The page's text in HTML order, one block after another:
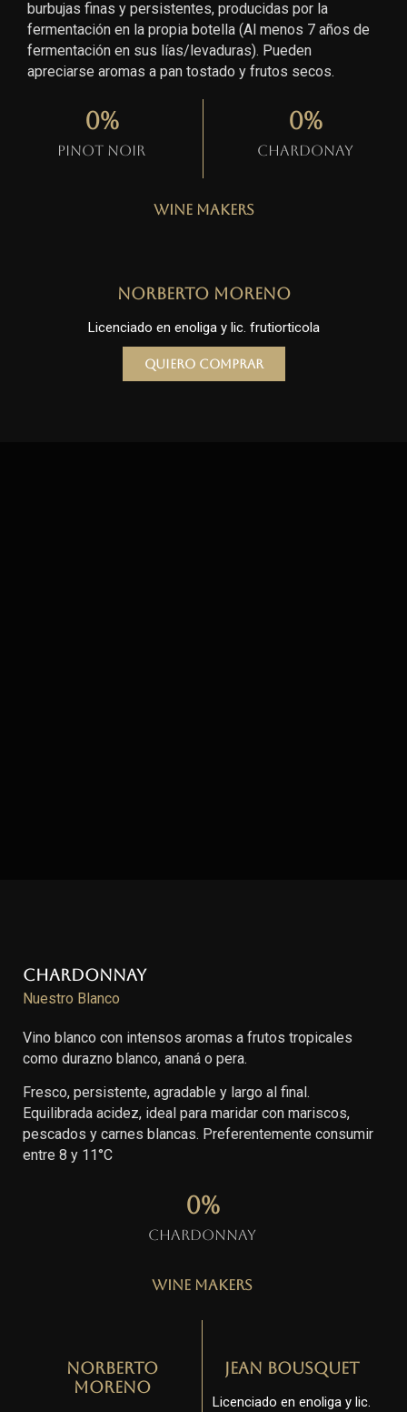
burbujas finas y persistentes, producidas por la
fermentación en la propia botella (Al menos 7 años de
fermentación en sus lías/levaduras). Pueden
apreciarse aromas a pan tostado y frutos secos.
Pinot Noir
0%
Chardonay
0%
Wine Makers
Norberto Moreno
Licenciado en enoliga y lic. frutiorticola
Quiero comprar
Chardonnay
Nuestro Blanco
Vino blanco con intensos aromas a frutos tropicales
como durazno blanco, ananá o pera.
Fresco, persistente, agradable y largo al final.
Equilibrada acidez, ideal para maridar con mariscos,
pescados y carnes blancas. Preferentemente consumir
entre 8 y 11°C
Chardonnay
0%
Wine Makers
Norberto
Moreno
Jean Bousquet
Licenciado en enoliga y lic.